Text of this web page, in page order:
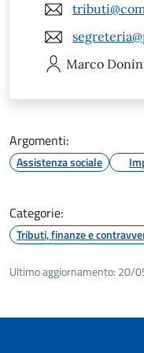
Marco
Argomenti:
Assistenza sociale
Categorie:
Tributi, finanze e
Ultimo aggiornamento: 20/